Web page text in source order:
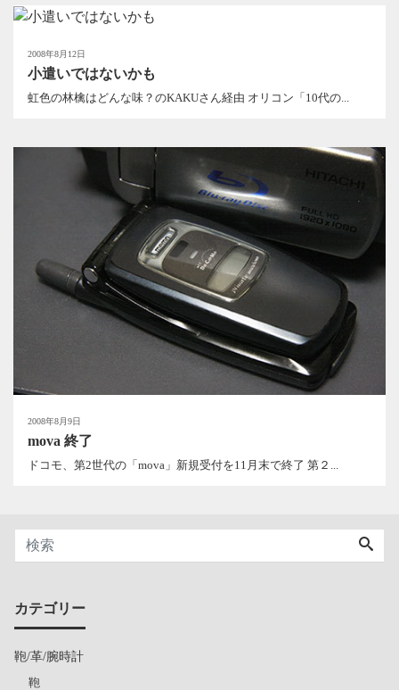
2008年8月12日
小遣いではないかも
虹色の林檎はどんな味？のKAKUさん経由 オリコン「10代の...
2008年8月9日
mova 終了
ドコモ、第2世代の「mova」新規受付を11月末で終了 第２...
カテゴリー
鞄/革/腕時計
鞄